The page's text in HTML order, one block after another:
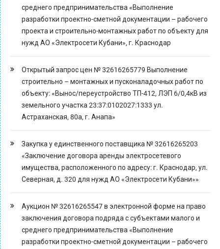
среднего предпринимательства «Выполнение
разработки проектно-сметной документации – рабочего
проекта и строительно-монтажных работ по объекту для
нужд АО «Электросети Кубани», г. Краснодар
Открытый запрос цен № 32616265779 Выполнение
строительно – монтажных и пусконаладочных работ по
объекту: «Вынос/переустройство ТП-412, ЛЭП 6/0,4кВ из
земельного участка 23:37:0102027:1333 ул.
Астраханская, 80а, г. Анапа»
Закупка у единственного поставщика № 32616265203
«Заключение договора аренды электросетевого
имущества, расположенного по адресу: г. Краснодар, ул.
Северная, д. 320 для нужд АО «Электросети Кубани»»
Аукцион № 32616265547 в электронной форме на право
заключения договора подряда с субъектами малого и
среднего предпринимательства «Выполнение
разработки проектно-сметной документации – рабочего